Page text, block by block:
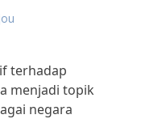
terhadap
menjadi topik
negara